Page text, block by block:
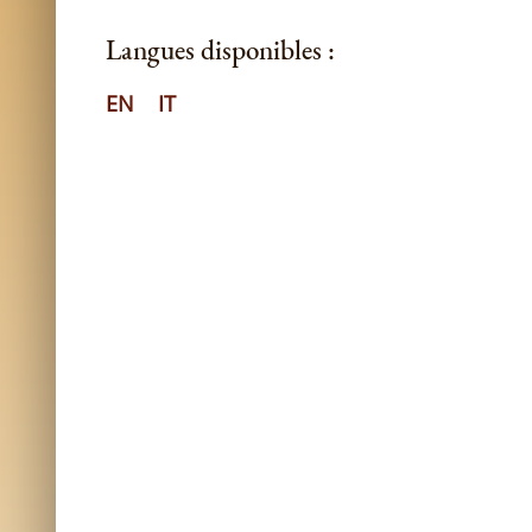
Langues disponibles :
EN IT